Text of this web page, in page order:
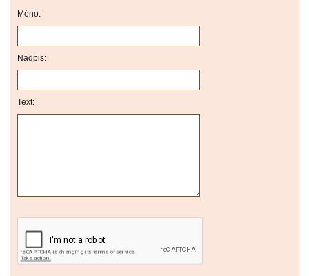
Méno:
Nadpis:
Text: